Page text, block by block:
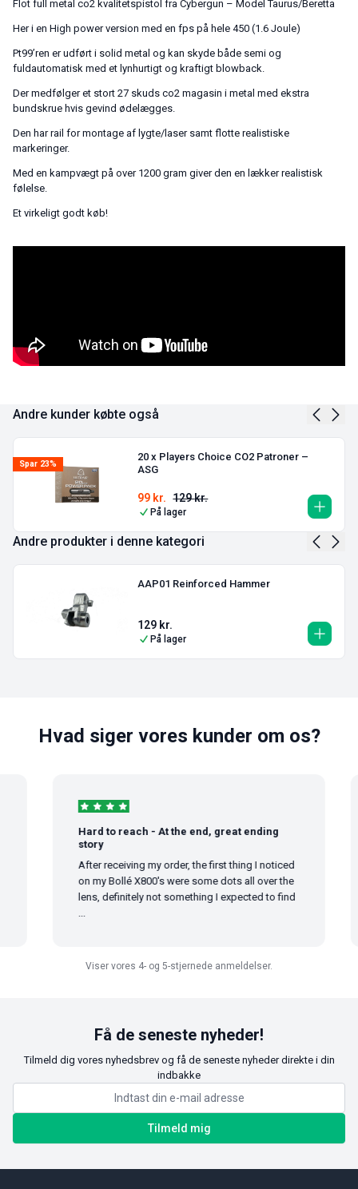
Flot full metal co2 kvalitetspistol fra Cybergun – Model Taurus/Beretta
Her i en High power version med en fps på hele 450 (1.6 Joule)
Pt99’ren er udført i solid metal og kan skyde både semi og
fuldautomatisk med et lynhurtigt og kraftigt blowback.
Der medfølger et stort 27 skuds co2 magasin i metal med ekstra
bundskrue hvis gevind ødelægges.
Den har rail for montage af lygte/laser samt flotte realistiske
markeringer.
Med en kampvægt på over 1200 gram giver den en lækker realistisk
følelse.
Et virkeligt godt køb!
Andre kunder købte også
Spar 23%
20 x Players Choice CO2 Patroner –
ASG
129kr.
99 kr.
På lager
Andre produkter i denne kategori
AAP01 Reinforced Hammer
129 kr.
På lager
Hvad siger vores kunder om os?
Hard to reach - At the end, great ending
story
After receiving my order, the first thing I noticed
on my Bollé X800's were some dots all over the
lens, definitely not something I expected to find
Viser vores 4- og 5-stjernede anmeldelser.
Få de seneste nyheder!
Tilmeld dig vores nyhedsbrev og få de seneste nyheder direkte i din
indbakke
Tilmeld mig